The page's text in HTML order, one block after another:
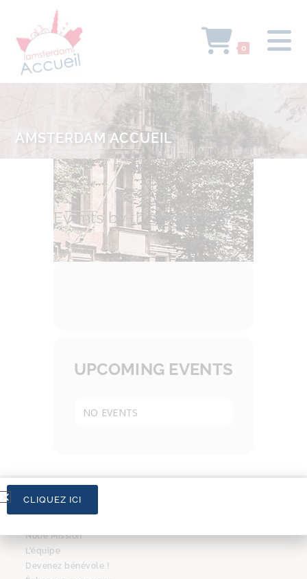
0
AMSTERDAM ACCUEIL
Events by this organizer
UPCOMING EVENTS
NO EVENTS
Notre Mission
L’équipe
Devenez bénévole !
CLIQUEZ ICI